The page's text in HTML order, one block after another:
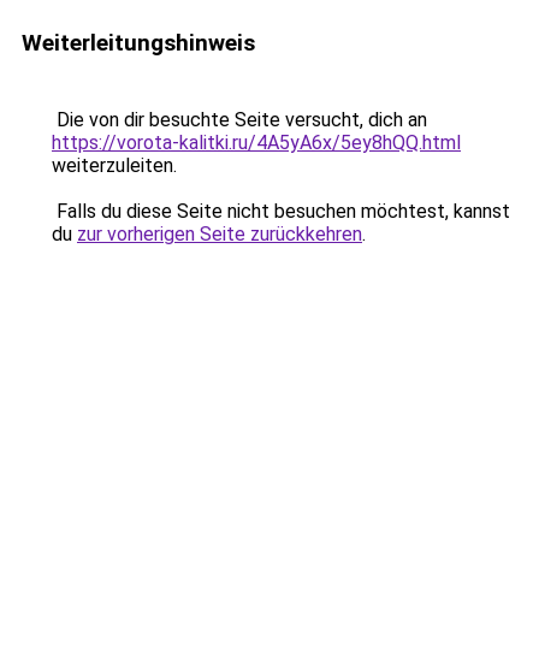
Weiterleitungshinweis
Die von dir besuchte Seite versucht, dich an
https://vorota-kalitki.ru/4A5yA6x/5ey8hQQ.html
weiterzuleiten.
Falls du diese Seite nicht besuchen möchtest, kannst
du zur vorherigen Seite zurückkehren.